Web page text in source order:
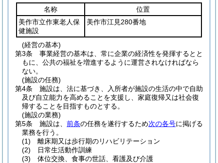
名称
位置
美作市立作東老人保
健施設
美作市江見280番地
(経営の基本)
第3条
事業経営の基本は、常に企業の経済性を発揮するとと
もに、公共の福祉を増進するように運営されなければなら
ない。
(施設の任務)
第4条
施設は、法に基づき、入所者が施設の生活の中で自助
及び自立能力を高めることを支援し、家庭復帰又は社会復
帰することを目指すものとする。
(施設の業務)
第5条
施設は、 前条の任務を遂行するため次の各号に掲げる
業務を行う。
(1)
離床期又は歩行期のリハビリテーション
(2)
日常生活動作訓練
(3)
体位交換、食事の世話、看護及び介護